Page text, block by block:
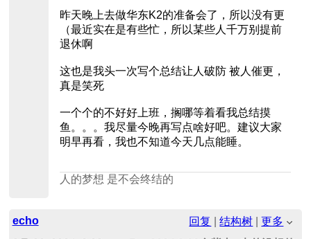
昨天晚上去做华东K2的准备会了，所以没有更
（最近实在是有些忙，所以某些人千万别提前
退休啊
这也是我头一次写个总结让人破防 被人催更，
真是笑死
一个个的不好好上班，搁哪等着看我总结摸
鱼。。。我尽量今晚再写点啥好吧。建议大家
明早再看，我也不知道今天几点能睡。
人的梦想 是不会终结的
echo 回复 |结构树 |更多